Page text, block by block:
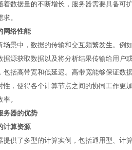
着数据量的不断增长，服务器需要具备可
。
网络性能
场景中，数据的传输和交互频繁发生。例
据源获取数据以及将分析结果传输给用户
包括高带宽和低延迟。高带宽能够保证数
性，使得各个计算节点之间的协同工作更
。
务器的优势
计算资源
提供了多型的计算实例，包括通用型、计